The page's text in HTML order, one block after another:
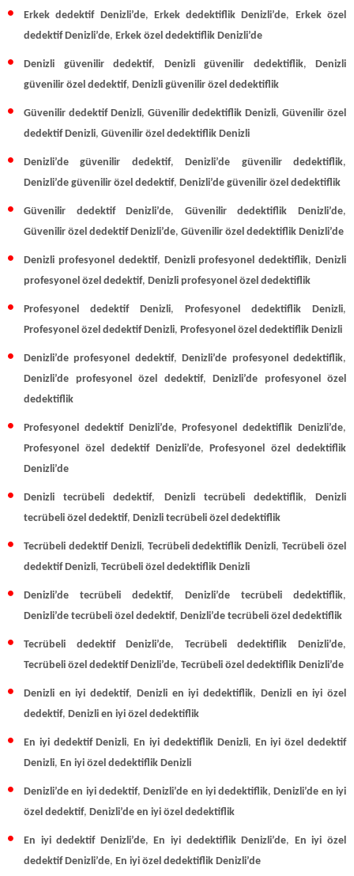
Erkek dedektif Denizli’de, Erkek dedektiflik Denizli’de, Erkek özel
dedektif Denizli’de, Erkek özel dedektiflik Denizli’de
Denizli güvenilir dedektif, Denizli güvenilir dedektiflik, Denizli
güvenilir özel dedektif, Denizli güvenilir özel dedektiflik
Güvenilir dedektif Denizli, Güvenilir dedektiflik Denizli,Güvenilir özel
dedektif Denizli, Güvenilir özel dedektiflik Denizli
Denizli’de güvenilir dedektif,Denizli’de güvenilir dedektiflik,
Denizli’de güvenilir özel dedektif, Denizli’de güvenilir özel dedektiflik
Güvenilir dedektif Denizli’de, Güvenilir dedektiflik Denizli’de,
Güvenilir özel dedektif Denizli’de, Güvenilir özel dedektiflik Denizli’de
Denizli profesyonel dedektif, Denizli profesyonel dedektiflik,Denizli
profesyonel özel dedektif, Denizli profesyonel özel dedektiflik
Profesyonel dedektif Denizli, Profesyonel dedektiflik Denizli,
Profesyonel özel dedektif Denizli, Profesyonel özel dedektiflik Denizli
Denizli’de profesyonel dedektif,Denizli’de profesyonel dedektiflik,
Denizli’de profesyonel özel dedektif, Denizli’de profesyonel özel
dedektiflik
Profesyonel dedektif Denizli’de,Profesyonel dedektiflik Denizli’de,
Profesyonel özel dedektif Denizli’de,Profesyonel özel dedektiflik
Denizli’de
Denizli tecrübeli dedektif, Denizli tecrübeli dedektiflik,Denizli
tecrübeli özel dedektif, Denizli tecrübeli özel dedektiflik
Tecrübeli dedektif Denizli, Tecrübeli dedektiflik Denizli,Tecrübeli özel
dedektif Denizli, Tecrübeli özel dedektiflik Denizli
Denizli’de tecrübeli dedektif, Denizli’de tecrübeli dedektiflik,
Denizli’de tecrübeli özel dedektif, Denizli’de tecrübeli özel dedektiflik
Tecrübeli dedektif Denizli’de, Tecrübeli dedektiflik Denizli’de,
Tecrübeli özel dedektif Denizli’de, Tecrübeli özel dedektiflik Denizli’de
Denizli en iyi dedektif, Denizli en iyi dedektiflik, Denizli en iyi özel
dedektif, Denizli en iyi özel dedektiflik
En iyi dedektif Denizli,En iyi dedektiflik Denizli, En iyi özel dedektif
Denizli, En iyi özel dedektiflik Denizli
Denizli’de en iyi dedektif,Denizli’de en iyi dedektiflik,Denizli’de en iyi
özel dedektif, Denizli’de en iyi özel dedektiflik
En iyi dedektif Denizli’de,En iyi dedektiflik Denizli’de, En iyi özel
dedektif Denizli’de, En iyi özel dedektiflik Denizli’de